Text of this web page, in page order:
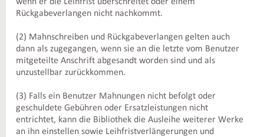
Rückgabeverlangen nicht nachkommt.
(2) Mahnschreiben und Rückgabeverlangen gelten auch
dann als zugegangen, wenn sie an die letzte vom Benutzer
mitgeteilte Anschrift abgesandt worden sind und als
unzustellbar zurückkommen.
(3) Falls ein Benutzer Mahnungen nicht befolgt oder
geschuldete Gebühren oder Ersatzleistungen nicht
entrichtet, kann die Bibliothek die Ausleihe weiterer Werke
an ihn einstellen sowie Leihfristverlängerungen und